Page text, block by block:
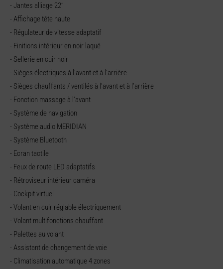
- Jantes alliage 22’’
- Affichage tête haute
- Régulateur de vitesse adaptatif
- Finitions intérieur en noir laqué
- Sellerie en cuir noir
- Sièges électriques à l’avant et à l’arrière
- Sièges chauffants / ventilés à l’avant et à l’arrière
- Fonction massage à l’avant
- Système de navigation
- Système audio MERIDIAN
- Système Bluetooth
- Ecran tactile
- Feux de route LED adaptatifs
- Rétroviseur intérieur caméra
- Cockpit virtuel
- Volant en cuir réglable électriquement
- Volant multifonctions chauffant
- Palettes au volant
- Assistant de changement de voie
- Climatisation automatique 4 zones